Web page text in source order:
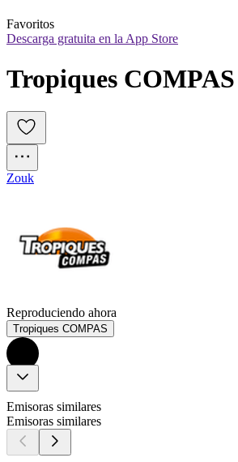
Favoritos
Descarga gratuita en la App Store
Tropiques COMPAS
Zouk
Reproduciendo ahora
Tropiques COMPAS
Emisoras similares
Emisoras similares